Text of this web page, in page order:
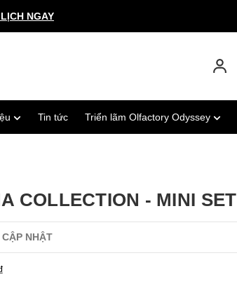
NGAY
Tin tức Triển lãm Olfactory Odyssey
COLLECTION - MINI SET
NHẬT